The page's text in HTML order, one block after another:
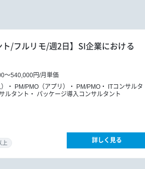
ト/フルリモ/週2日】SI企業における
～540,000円/月単価
PM/PMO（アプリ） PM/PMO
ITコンサルタ
ルタント パッケージ導入コンサルタント
上 詳しく見る